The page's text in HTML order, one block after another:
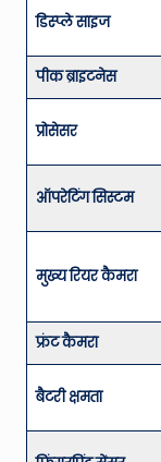
डिस्प्ले साइज
पीक ब्राइटनेस
प्रोसेसर
ऑपरेटिंग सिस्टम
मुख्य रियर कैमरा
फ्रंट कैमरा
बैटरी क्षमता